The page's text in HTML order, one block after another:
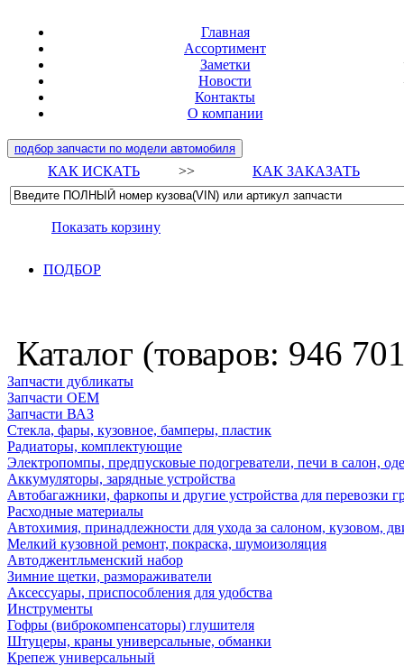
Главная
Ассортимент
Заметки
Новости
Контакты
О компании
подбор запчасти по модели автомобиля
КАК ИСКАТЬ >> КАК ЗАКАЗАТЬ
Показать корзину
ПОДБОР
Каталог (товаров: 946
Запчасти дубликаты
Запчасти ОЕМ
Запчасти ВАЗ
Стекла, фары, кузовное, бамперы, пластик
Радиаторы, комплектующие
Электропомпы, предпусковые подогреватели, печи в салон,
Аккумуляторы, зарядные устройства
Автобагажники, фаркопы и другие устройства для перевозки
Расходные материалы
Автохимия, принадлежности для ухода за салоном, кузовом,
Мелкий кузовной ремонт, покраска, шумоизоляция
Автоджентльменский набор
Зимние щетки, размораживатели
Аксессуары, приспособления для удобства
Инструменты
Гофры (виброкомпенсаторы) глушителя
Штуцеры, краны универсальные, обманки
Крепеж универсальный